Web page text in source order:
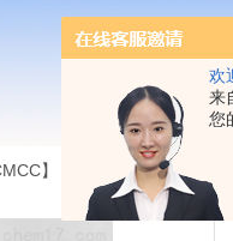
欢
来
您
】【CICC】【DSM】...